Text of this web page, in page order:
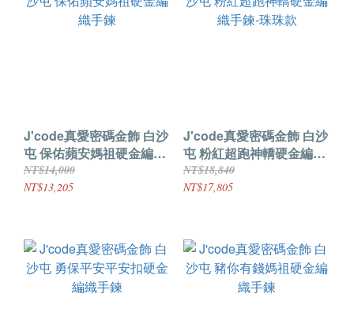
J'code真愛密碼金飾 白沙
屯 保佑蘋安媽祖硬金編織
手鍊
NT$14,000
NT$13,205
J'code真愛密碼金飾 白沙
屯 粉紅超跑神轎硬金編織
手鍊-珠珠款
NT$18,840
NT$17,805